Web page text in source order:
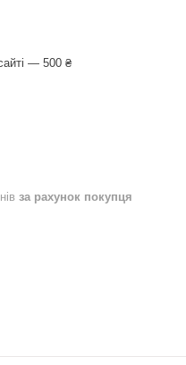
— 500 ₴
за рахунок покупця